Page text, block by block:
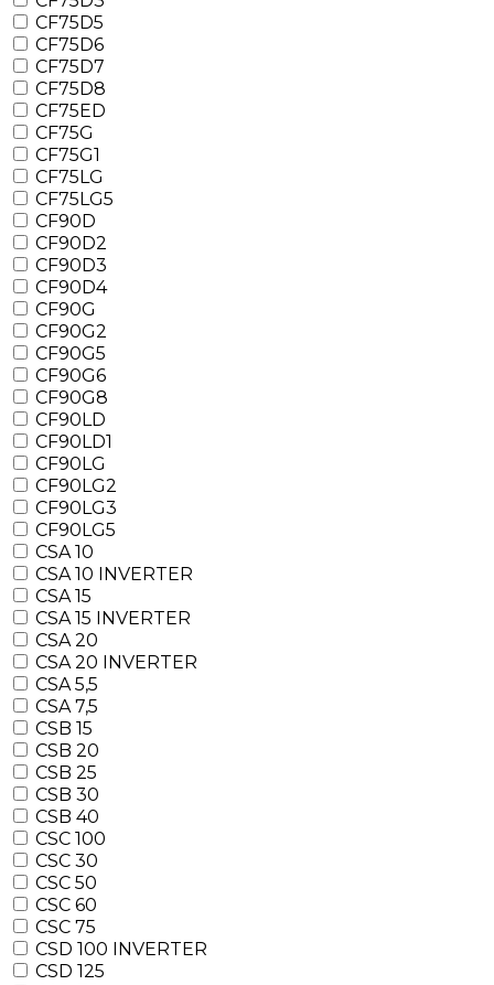
CF75D5
CF75D6
CF75D7
CF75D8
CF75ED
CF75G
CF75G1
CF75LG
CF75LG5
CF90D
CF90D2
CF90D3
CF90D4
CF90G
CF90G2
CF90G5
CF90G6
CF90G8
CF90LD
CF90LD1
CF90LG
CF90LG2
CF90LG3
CF90LG5
CSA 10
CSA 10 INVERTER
CSA 15
CSA 15 INVERTER
CSA 20
CSA 20 INVERTER
CSA 5,5
CSA 7,5
CSB 15
CSB 20
CSB 25
CSB 30
CSB 40
CSC 100
CSC 30
CSC 50
CSC 60
CSC 75
CSD 100 INVERTER
CSD 125